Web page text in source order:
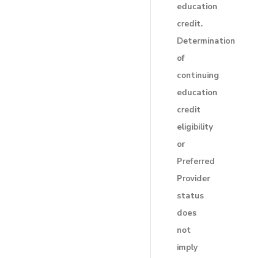
education
credit.
Determination
of
continuing
education
credit
eligibility
or
Preferred
Provider
status
does
not
imply